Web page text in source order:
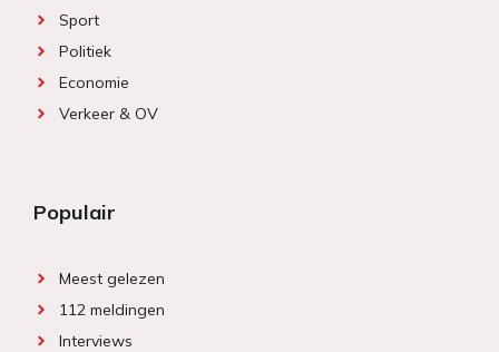
Sport
Politiek
Economie
Verkeer & OV
Populair
Meest gelezen
112 meldingen
Interviews